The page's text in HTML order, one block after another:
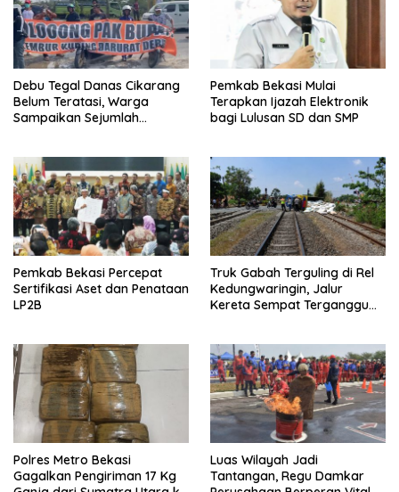
Debu Tegal Danas Cikarang
Belum Teratasi, Warga
Sampaikan Sejumlah
Pemkab Bekasi Mulai
Terapkan Ijazah Elektronik
bagi Lulusan SD dan SMP
Pemkab Bekasi Percepat
Sertifikasi Aset dan Penataan
LP2B
Truk Gabah Terguling di Rel
Kedungwaringin, Jalur
Kereta Sempat Terganggu
Polres Metro Bekasi
Gagalkan Pengiriman 17 Kg
Luas Wilayah Jadi
Tantangan, Regu Damkar